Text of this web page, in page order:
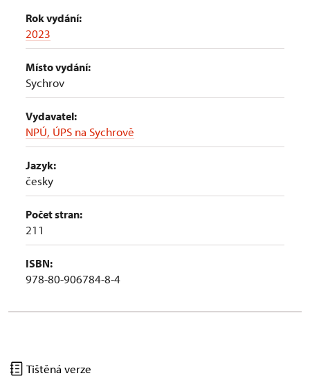
Rok vydání:
2023
Místo vydání:
Sychrov
Vydavatel:
NPÚ, ÚPS na Sychrově
Jazyk:
česky
Počet stran:
211
ISBN:
978-80-906784-8-4
Tištěná verze